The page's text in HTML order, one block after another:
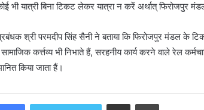
भी यात्री बिना टिकट लेकर यात्रा न करें अर्थात् फिरोजपुर
श्री परमदीप सिंह सैनी ने बताया कि फिरोजपुर मंडल के
कर्त्तव्य भी निभाते हैं, सरहनीय कार्य करने वाले रेल
किया जाता हैं।
Share via Email Print